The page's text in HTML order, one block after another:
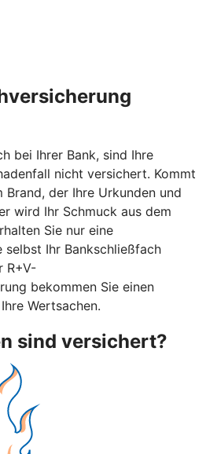
bei Ihrer Bank, sind Ihre
nicht versichert. Kommt
Brand, der Ihre Urkunden und
wird Ihr Schmuck aus dem
Sie nur eine
selbst Ihr Bankschließfach
R+V-
bekommen Sie einen
Wertsachen.
sind versichert?